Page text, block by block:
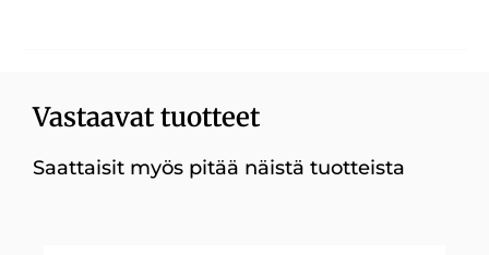
Vastaavat tuotteet
Saattaisit myös pitää näistä tuotteista